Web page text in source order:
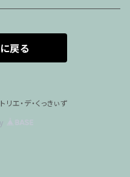
戻る
・デ・くっきぃず